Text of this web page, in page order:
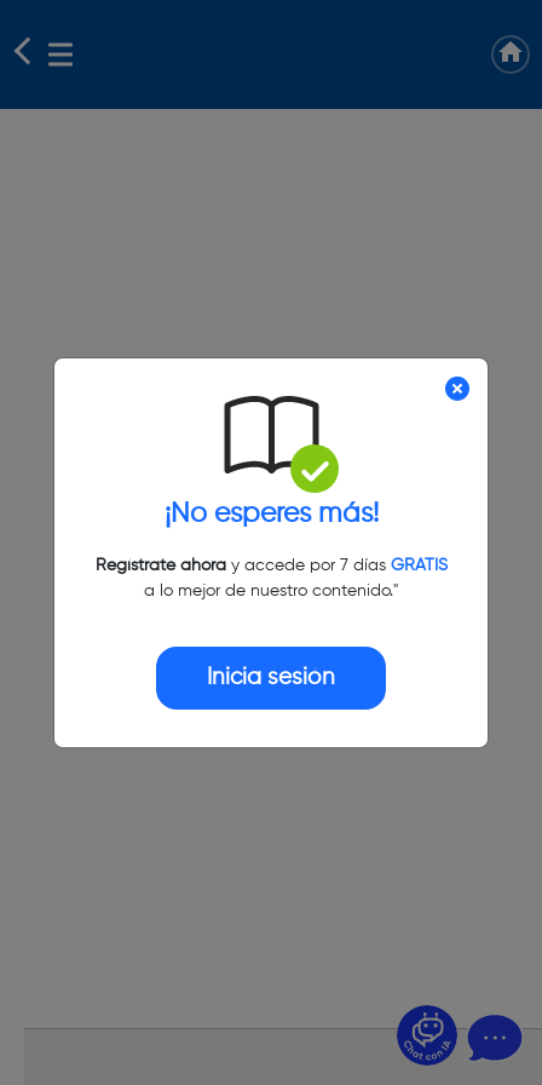
¡No esperes más!
Regístrate ahoray accede por 7 días GRATIS
a lo mejor de nuestro contenido."
Inicia sesión